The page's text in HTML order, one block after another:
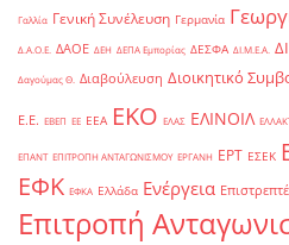
Γαλλία Γενική Συνέλευση Γερμανία
Δ.Α.Ο.Ε. ΔΑΟΕ ΔΕΗ ΔΕΠΑ Εμπορίας ΔΕΣΦΑ ΔΙ.Μ.Ε.Α.
Δαγούμας Θ. Διαβούλευση Διοικητικό
Ε.Ε. ΕΒΕΠ ΕΕ ΕΕΑ ΕΚΟ ΕΛΑΣ ΕΛΙΝΟΙΛ
ΕΠΑΝΤ ΕΠΙΤΡΟΠΗ ΑΝΤΑΓΩΝΙΣΜΟΥ ΕΡΓΑΝΗ ΕΡΤ ΕΣΕΚ
ΕΦΚ ΕΦΚΑ Ελλάδα Ενέργεια
Επιτροπή